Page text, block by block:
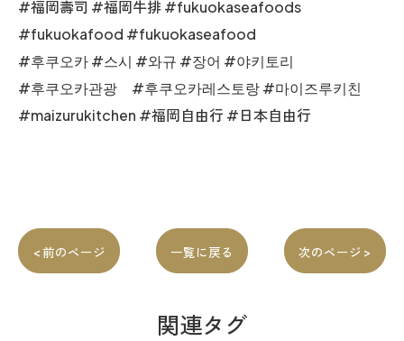
#福岡壽司 #福岡牛排 #fukuokaseafoods
#fukuokafood #fukuokaseafood
#후쿠오카 #스시 #와규 #장어 #야키토리
#후쿠오카관광 #후쿠오카레스토랑 #마이즈루키친
#maizurukitchen #福岡自由行 #日本自由行
< 前のページ 一覧に戻る 次のページ >
関連タグ